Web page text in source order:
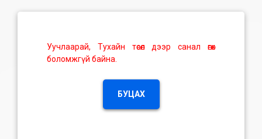
Уучлаарай, Тухайн төсөл дээр санал өгөх
боломжгүй байна.
БУЦАХ